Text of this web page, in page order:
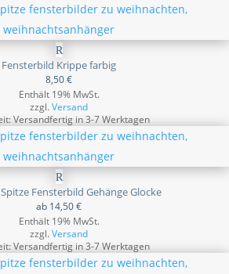
Fensterbild Krippe farbig
8,50€
Enthält 19% MwSt.
zzgl.Versand
Versandfertig in 3-7 Werktagen
Fensterbild Gehänge Glocke
ab 14,50€
Enthält 19% MwSt.
zzgl.Versand
Versandfertig in 3-7 Werktagen